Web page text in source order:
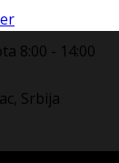
8:00 - 14:00
Srbija